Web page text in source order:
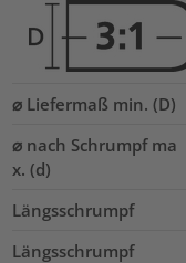
⌀ Liefermaß min. (D)
⌀ nach Schrumpf ma
x. (d)
Längsschrumpf
Längsschrumpf